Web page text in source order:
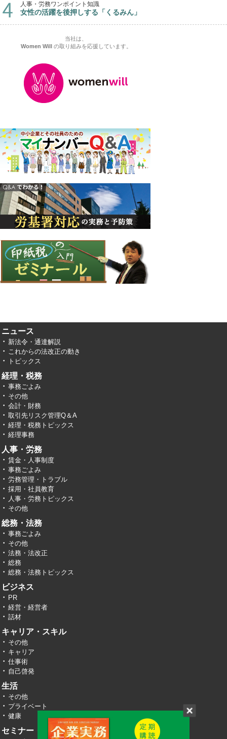
人事・労務ワンポイント知識
女性の活躍を後押しする「くるみん」
当社は、
Women Willの取り組みを応援しています。
ニュース
新法令・通達解説
これからの法改正の動き
トピックス
経理・税務
事務ごよみ
その他
会計・財務
取引先リスク管理Q＆A
経理・税務トピックス
経理事務
人事・労務
賃金・人事制度
事務ごよみ
労務管理・トラブル
採用・社員教育
人事・労務トピックス
その他
総務・法務
事務ごよみ
その他
法務・法改正
総務
総務・法務トピックス
ビジネス
PR
経営・経営者
話材
キャリア・スキル
その他
キャリア
仕事術
自己啓発
生活
その他
プライベート
健康
セミナー・イベント